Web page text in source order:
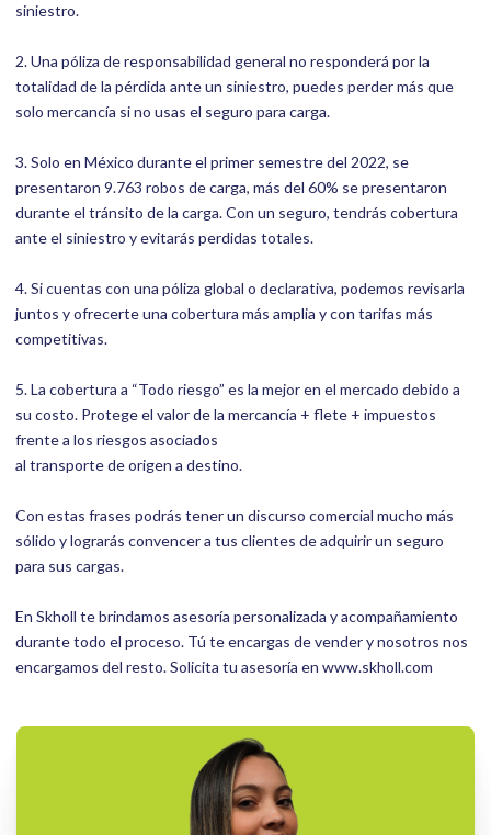
siniestro.
2. Una póliza de responsabilidad general no responderá por la
totalidad de la pérdida ante un siniestro, puedes perder más que
solo mercancía si no usas el seguro para carga.
3. Solo en México durante el primer semestre del 2022, se
presentaron 9.763 robos de carga, más del 60% se presentaron
durante el tránsito de la carga. Con un seguro, tendrás cobertura
ante el siniestro y evitarás perdidas totales.
4. Si cuentas con una póliza global o declarativa, podemos revisarla
juntos y ofrecerte una cobertura más amplia y con tarifas más
competitivas.
5. La cobertura a “Todo riesgo” es la mejor en el mercado debido a
su costo. Protege el valor de la mercancía + flete + impuestos
frente a los riesgos asociados
al transporte de origen a destino.
Con estas frases podrás tener un discurso comercial mucho más
sólido y lograrás convencer a tus clientes de adquirir un seguro
para sus cargas.
En Skholl te brindamos asesoría personalizada y acompañamiento
durante todo el proceso. Tú te encargas de vender y nosotros nos
encargamos del resto. Solicita tu asesoría en www.skholl.com